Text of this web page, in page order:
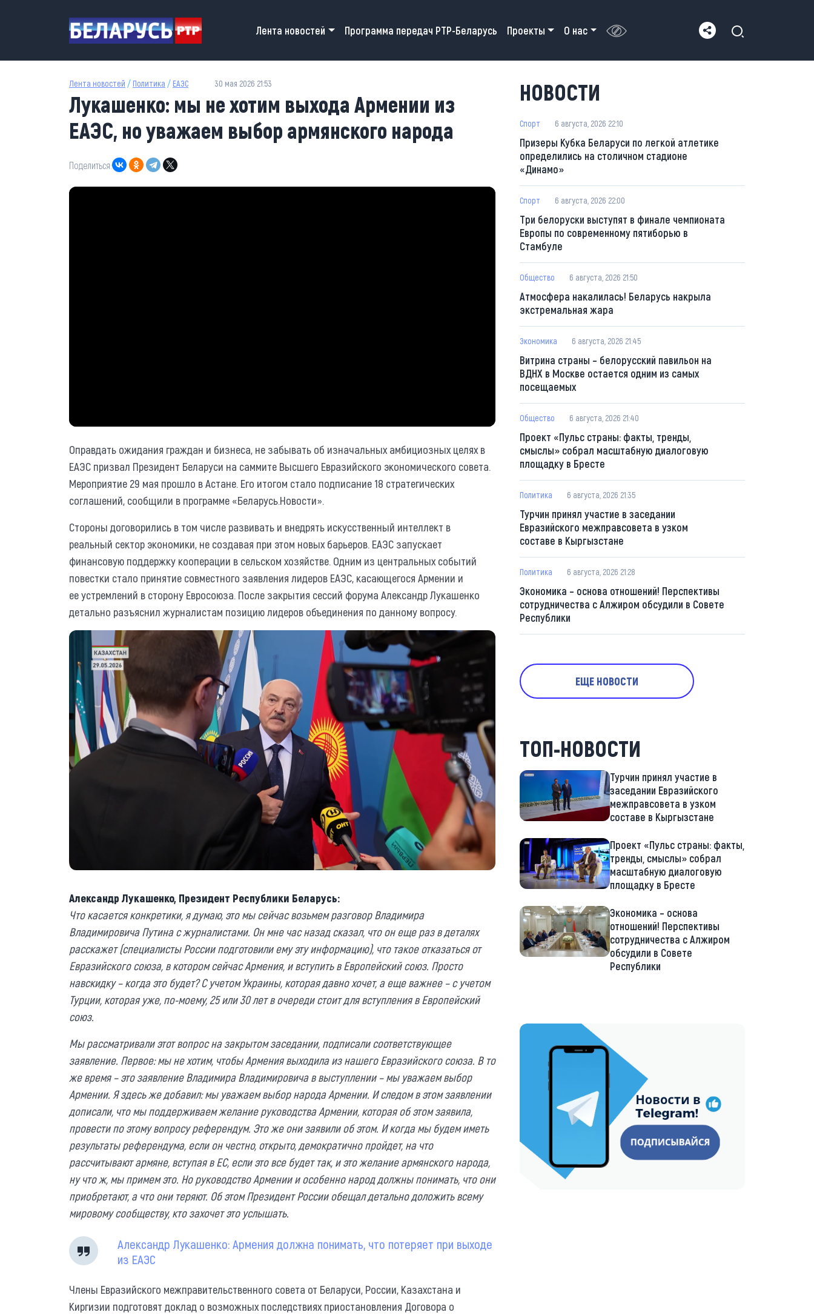
Main navigation
Лента новостей Программа передач РТР-Беларусь Проекты О нас
Лента новостей / Политика / ЕАЭС 30 мая 2026 21:53
Лукашенко: мы не хотим выхода Армении из
ЕАЭС, но уважаем выбор армянского народа
Поделиться:
Оправдать ожидания граждан и бизнеса, не забывать об изначальных амбициозных целях в
ЕАЭС призвал Президент Беларуси на саммите Высшего Евразийского экономического совета.
Мероприятие 29 мая прошло в Астане. Его итогом стало подписание 18 стратегических
соглашений, сообщили в программе «Беларусь.Новости».
Стороны договорились в том числе развивать и внедрять искусственный интеллект в
реальный сектор экономики, не создавая при этом новых барьеров. ЕАЭС запускает
финансовую поддержку кооперации в сельском хозяйстве. Одним из центральных событий
повестки стало принятие совместного заявления лидеров ЕАЭС, касающегося Армении и
ее устремлений в сторону Евросоюза. После закрытия сессий форума Александр Лукашенко
детально разъяснил журналистам позицию лидеров объединения по данному вопросу.
Александр Лукашенко, Президент Республики Беларусь:
Что касается конкретики, я думаю, это мы сейчас возьмем разговор Владимира
Владимировича Путина с журналистами. Он мне час назад сказал, что он еще раз в деталях
расскажет (специалисты России подготовили ему эту информацию), что такое отказаться от
Евразийского союза, в котором сейчас Армения, и вступить в Европейский союз. Просто
навскидку – когда это будет? С учетом Украины, которая давно хочет, а еще важнее – с учетом
Турции, которая уже, по-моему, 25 или 30 лет в очереди стоит для вступления в Европейский
союз.
Мы рассматривали этот вопрос на закрытом заседании, подписали соответствующее
заявление. Первое: мы не хотим, чтобы Армения выходила из нашего Евразийского союза. В то
же время – это заявление Владимира Владимировича в выступлении – мы уважаем выбор
Армении. Я здесь же добавил: мы уважаем выбор народа Армении. И следом в этом заявлении
дописали, что мы поддерживаем желание руководства Армении, которая об этом заявила,
провести по этому вопросу референдум. Это же они заявили об этом. И когда мы будем иметь
результаты референдума, если он честно, открыто, демократично пройдет, на что
рассчитывают армяне, вступая в ЕС, если это все будет так, и это желание армянского народа,
ну что ж, мы примем это. Но руководство Армении и особенно народ должны понимать, что они
приобретают, а что они теряют. Об этом Президент России обещал детально доложить всему
мировому сообществу, кто захочет это услышать.
Александр Лукашенко: Армения должна понимать, что потеряет при выходе
из ЕАЭС
Члены Евразийского межправительственного совета от Беларуси, России, Казахстана и
Киргизии подготовят доклад о возможных последствиях приостановления Договора о
НОВОСТИ
Спорт 6 августа, 2026 22:10
Призеры Кубка Беларуси по легкой атлетике
определились на столичном стадионе
«Динамо»
Спорт 6 августа, 2026 22:00
Три белоруски выступят в финале чемпионата
Европы по современному пятиборью в
Стамбуле
Общество 6 августа, 2026 21:50
Атмосфера накалилась! Беларусь накрыла
экстремальная жара
Экономика 6 августа, 2026 21:45
Витрина страны – белорусский павильон на
ВДНХ в Москве остается одним из самых
посещаемых
Общество 6 августа, 2026 21:40
Проект «Пульс страны: факты, тренды,
смыслы» собрал масштабную диалоговую
площадку в Бресте
Политика 6 августа, 2026 21:35
Турчин принял участие в заседании
Евразийского межправсовета в узком
составе в Кыргызстане
Политика 6 августа, 2026 21:28
Экономика – основа отношений! Перспективы
сотрудничества с Алжиром обсудили в Совете
Республики
ЕЩЕ НОВОСТИ
ТОП-НОВОСТИ
Турчин принял участие в
заседании Евразийского
межправсовета в узком
составе в Кыргызстане
Проект «Пульс страны: факты,
тренды, смыслы» собрал
масштабную диалоговую
площадку в Бресте
Экономика – основа
отношений! Перспективы
сотрудничества с Алжиром
обсудили в Совете
Республики
https://t.me/minskctvby